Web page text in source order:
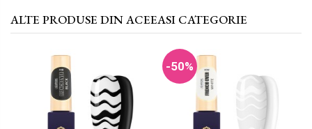
ALTE PRODUSE DIN ACEEASI CATEGORIE
-50%